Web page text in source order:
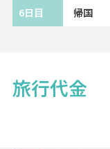
6日目 帰国
旅行代金